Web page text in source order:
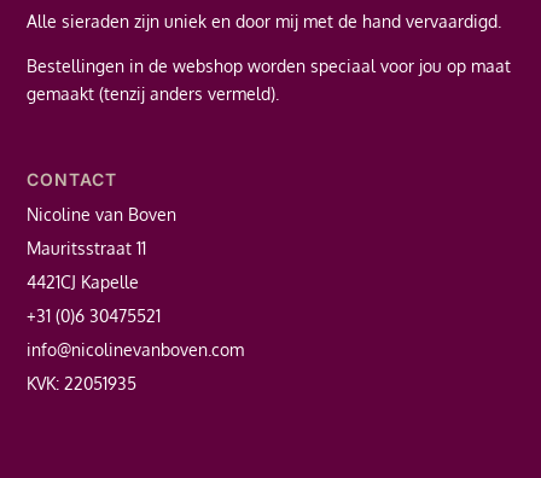
Alle sieraden zijn uniek en door mij met de hand vervaardigd.
Bestellingen in de webshop worden speciaal voor jou op maat
gemaakt (tenzij anders vermeld).
CONTACT
Nicoline van Boven
Mauritsstraat 11
4421CJ Kapelle
+31 (0)6 30475521
info@nicolinevanboven.com
KVK: 22051935